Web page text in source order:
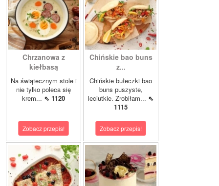
Chrzanowa z
kiełbasą
Na świątecznym stole i
nie tylko poleca się
krem... ⇖ 1120
Zobacz przepis!
Chińskie bao buns
z...
Chińskie bułeczki bao
buns puszyste,
leciutkie. Zrobiłam... ⇖
1115
Zobacz przepis!